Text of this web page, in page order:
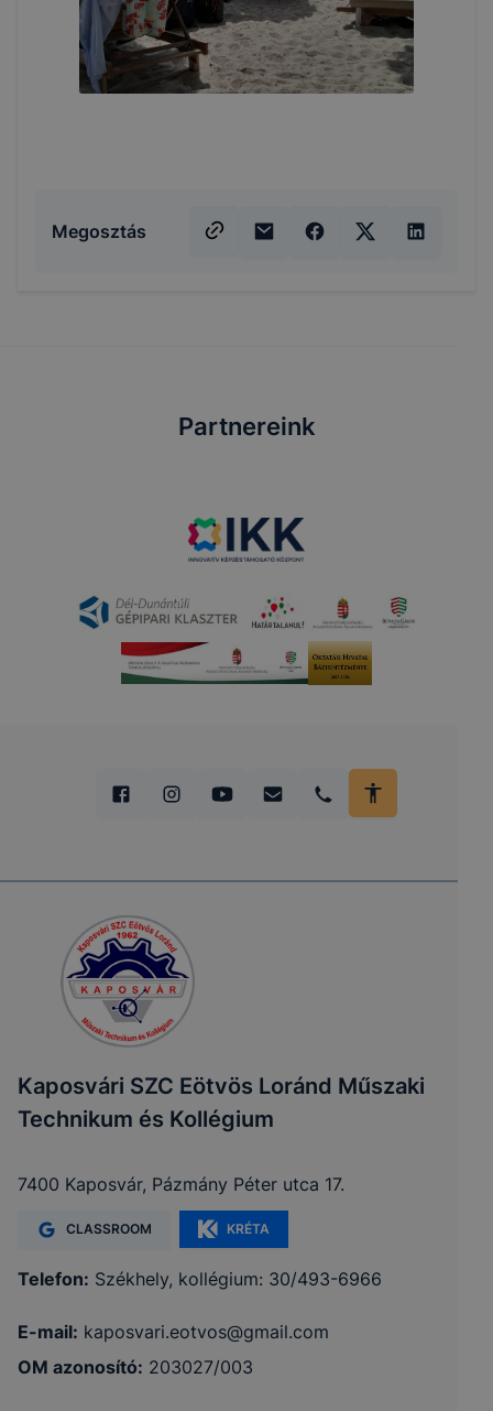
Megosztás
Partnereink
Kaposvári SZC Eötvös Loránd Műszaki
Technikum és Kollégium
7400 Kaposvár, Pázmány Péter utca 17.
CLASSROOM KRÉTA
Telefon: Székhely, kollégium: 30/493-6966
E-mail: kaposvari.eotvos@gmail.com
OM azonosító: 203027/003